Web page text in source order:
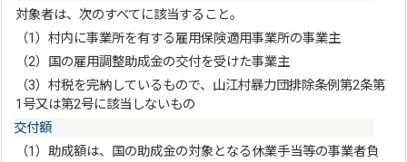
対象者は、次のすべてに該当すること。
（1）村内に事業所を有する雇用保険適用事業所の事業主
（2）国の雇用調整助成金の交付を受けた事業主
（3）村税を完納しているもので、山江村暴力団排除条例第2条第
1号又は第2号に該当しないもの
交付額
（1）助成額は、国の助成金の対象となる休業手当等の事業者負